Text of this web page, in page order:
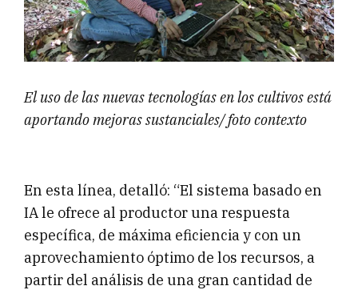
El uso de las nuevas tecnologías en los cultivos está
aportando mejoras sustanciales/ foto contexto
En esta línea, detalló: “El sistema basado en
IA le ofrece al productor una respuesta
específica, de máxima eficiencia y con un
aprovechamiento óptimo de los recursos, a
partir del análisis de una gran cantidad de